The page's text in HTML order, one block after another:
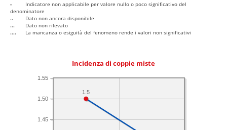
-
Indicatore non applicabile per valore nullo o poco significativo del
denominatore
..
Dato non ancora disponibile
...
Dato non rilevato
....
La mancanza o esiguità del fenomeno rende i valori non significativi
Incidenza di coppie miste
1.45
1.50
1.55
1.5